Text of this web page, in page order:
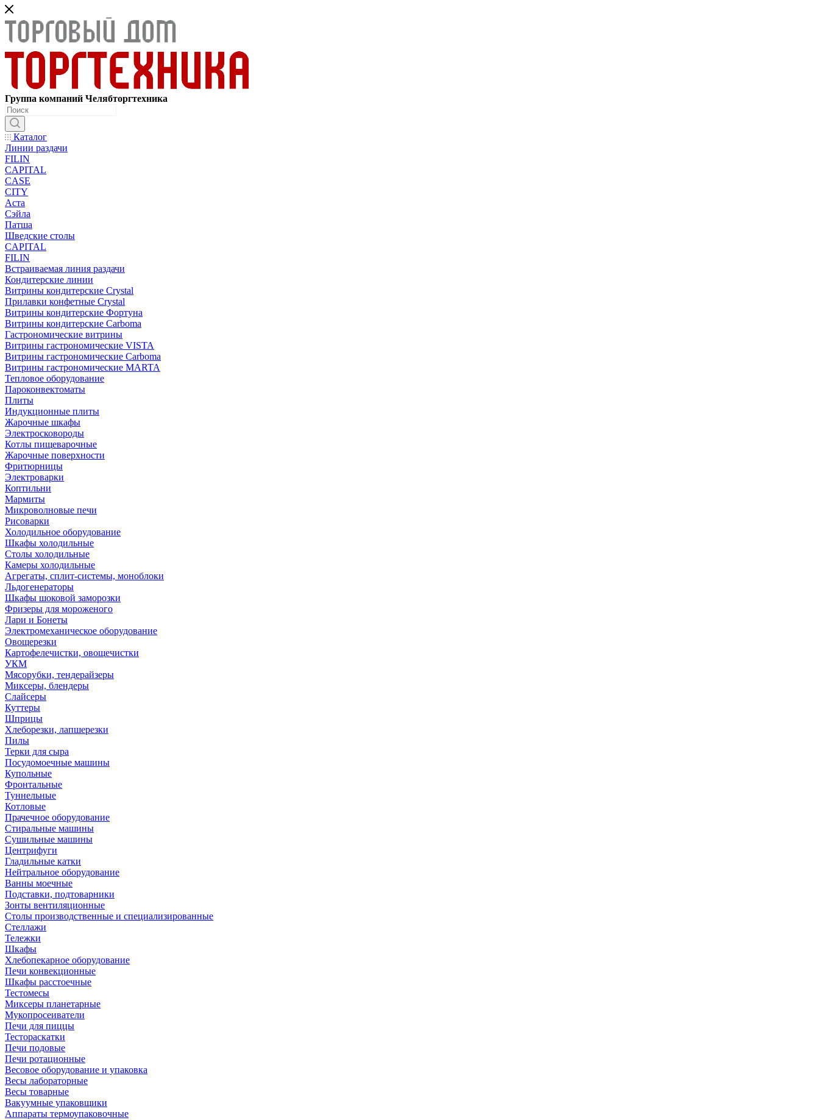
Группа компаний Челябторгтехника
Каталог
Линии раздачи
FILIN
CAPITAL
CASE
CITY
Аста
Сэйла
Патша
Шведские столы
CAPITAL
FILIN
Встраиваемая линия раздачи
Кондитерские линии
Витрины кондитерские Crystal
Прилавки конфетные Crystal
Витрины кондитерские Фортуна
Витрины кондитерские Carboma
Гастрономические витрины
Витрины гастрономические VISTA
Витрины гастрономические Carboma
Витрины гастрономические MARTA
Тепловое оборудование
Пароконвектоматы
Плиты
Индукционные плиты
Жарочные шкафы
Электросковороды
Котлы пищеварочные
Жарочные поверхности
Фритюрницы
Электроварки
Коптильни
Мармиты
Микроволновые печи
Рисоварки
Холодильное оборудование
Шкафы холодильные
Столы холодильные
Камеры холодильные
Агрегаты, сплит-системы, моноблоки
Льдогенераторы
Шкафы шоковой заморозки
Фризеры для мороженого
Лари и Бонеты
Электромеханическое оборудование
Овощерезки
Картофелечистки, овощечистки
УКМ
Мясорубки, тендерайзеры
Миксеры, блендеры
Слайсеры
Куттеры
Шприцы
Хлеборезки, лапшерезки
Пилы
Терки для сыра
Посудомоечные машины
Купольные
Фронтальные
Туннельные
Котловые
Прачечное оборудование
Стиральные машины
Сушильные машины
Центрифуги
Гладильные катки
Нейтральное оборудование
Ванны моечные
Подставки, подтоварники
Зонты вентиляционные
Столы производственные и специализированные
Стеллажи
Тележки
Шкафы
Хлебопекарное оборудование
Печи конвекционные
Шкафы расстоечные
Тестомесы
Миксеры планетарные
Мукопросеиватели
Печи для пиццы
Тестораскатки
Печи подовые
Печи ротационные
Весовое оборудование и упаковка
Весы лабораторные
Весы товарные
Вакуумные упаковщики
Аппараты термоупаковочные